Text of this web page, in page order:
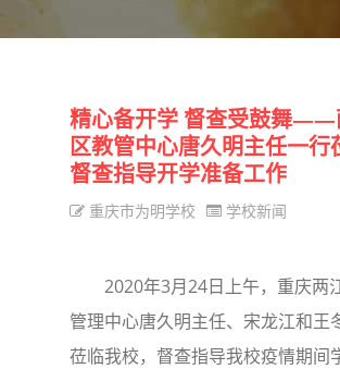
精心备开学 督查受鼓舞——
区教管中心唐久明主任一行
督查指导开学准备工作
重庆市为明学校 学校新闻
2020年3月24日上午，重庆两
管理中心唐久明主任、宋龙江和王
莅临我校，督查指导我校疫情期间